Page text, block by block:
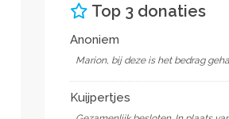
Top 3 donaties
Anoniem
Marion, bij deze is het bedrag
Kuijpertjes